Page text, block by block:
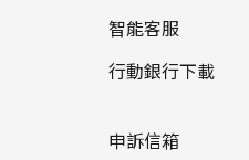
智能客服
行動銀行下載
申訴信箱